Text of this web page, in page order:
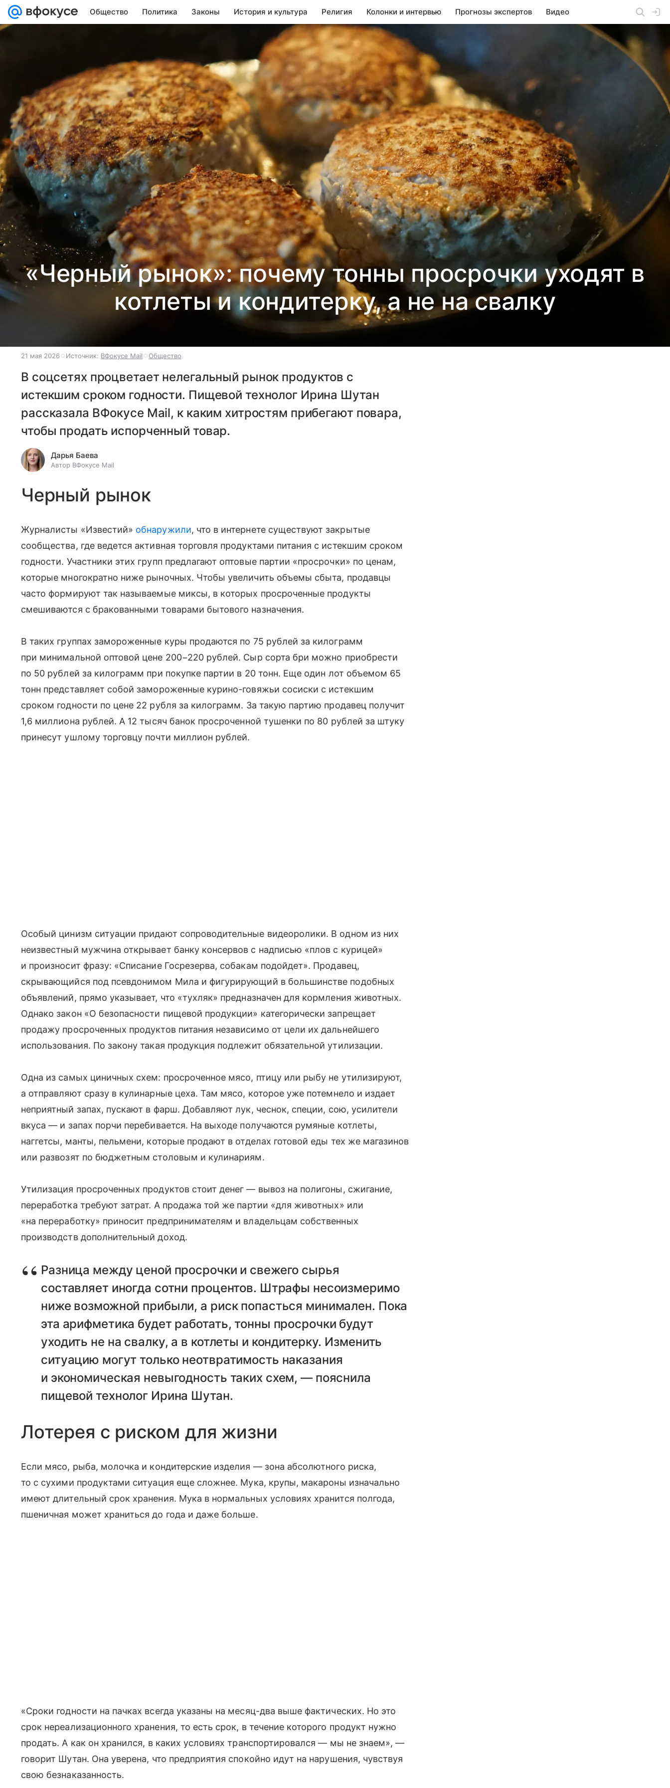
Общество Политика Законы История и культура Религия Колонки и интервью Прогнозы экспертов Видео
«Черный рынок»: почему тонны просрочки уходят в
котлеты и кондитерку, а не на свалку
21 мая 2026 Источник: ВФокусе Mail Общество
В соцсетях процветает нелегальный рынок продуктов с
истекшим сроком годности. Пищевой технолог Ирина Шутан
рассказала ВФокусе Mail, к каким хитростям прибегают повара,
чтобы продать испорченный товар.
Дарья Баева
Автор ВФокусе Mail
Черный рынок
Журналисты «Известий» обнаружили, что в интернете существуют закрытые
сообщества, где ведется активная торговля продуктами питания с истекшим сроком
годности. Участники этих групп предлагают оптовые партии «просрочки» по ценам,
которые многократно ниже рыночных. Чтобы увеличить объемы сбыта, продавцы
часто формируют так называемые миксы, в которых просроченные продукты
смешиваются с бракованными товарами бытового назначения.
В таких группах замороженные куры продаются по 75 рублей за килограмм
при минимальной оптовой цене 200−220 рублей. Сыр сорта бри можно приобрести
по 50 рублей за килограмм при покупке партии в 20 тонн. Еще один лот объемом 65
тонн представляет собой замороженные курино-говяжьи сосиски с истекшим
сроком годности по цене 22 рубля за килограмм. За такую партию продавец получит
1,6 миллиона рублей. А 12 тысяч банок просроченной тушенки по 80 рублей за штуку
принесут ушлому торговцу почти миллион рублей.
Особый цинизм ситуации придают сопроводительные видеоролики. В одном из них
неизвестный мужчина открывает банку консервов с надписью «плов с курицей»
и произносит фразу: «Списание Госрезерва, собакам подойдет». Продавец,
скрывающийся под псевдонимом Мила и фигурирующий в большинстве подобных
объявлений, прямо указывает, что «тухляк» предназначен для кормления животных.
Однако закон «О безопасности пищевой продукции» категорически запрещает
продажу просроченных продуктов питания независимо от цели их дальнейшего
использования. По закону такая продукция подлежит обязательной утилизации.
Одна из самых циничных схем: просроченное мясо, птицу или рыбу не утилизируют,
а отправляют сразу в кулинарные цеха. Там мясо, которое уже потемнело и издает
неприятный запах, пускают в фарш. Добавляют лук, чеснок, специи, сою, усилители
вкуса — и запах порчи перебивается. На выходе получаются румяные котлеты,
наггетсы, манты, пельмени, которые продают в отделах готовой еды тех же магазинов
или развозят по бюджетным столовым и кулинариям.
Утилизация просроченных продуктов стоит денег — вывоз на полигоны, сжигание,
переработка требуют затрат. А продажа той же партии «для животных» или
«на переработку» приносит предпринимателям и владельцам собственных
производств дополнительный доход.
Разница между ценой просрочки и свежего сырья
составляет иногда сотни процентов. Штрафы несоизмеримо
ниже возможной прибыли, а риск попасться минимален. Пока
эта арифметика будет работать, тонны просрочки будут
уходить не на свалку, а в котлеты и кондитерку. Изменить
ситуацию могут только неотвратимость наказания
и экономическая невыгодность таких схем, — пояснила
пищевой технолог Ирина Шутан.
Лотерея с риском для жизни
Если мясо, рыба, молочка и кондитерские изделия — зона абсолютного риска,
то с сухими продуктами ситуация еще сложнее. Мука, крупы, макароны изначально
имеют длительный срок хранения. Мука в нормальных условиях хранится полгода,
пшеничная может храниться до года и даже больше.
«Сроки годности на пачках всегда указаны на месяц-два выше фактических. Но это
срок нереализационного хранения, то есть срок, в течение которого продукт нужно
продать. А как он хранился, в каких условиях транспортировался — мы не знаем», —
говорит Шутан. Она уверена, что предприятия спокойно идут на нарушения, чувствуя
свою безнаказанность.